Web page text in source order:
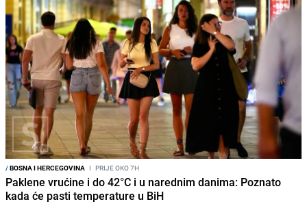
/BOSNA I HERCEGOVINA I PRIJE OKO 7H
Paklene vrućine i do 42°C i u narednim danima: Poznato
kada će pasti temperature u BiH